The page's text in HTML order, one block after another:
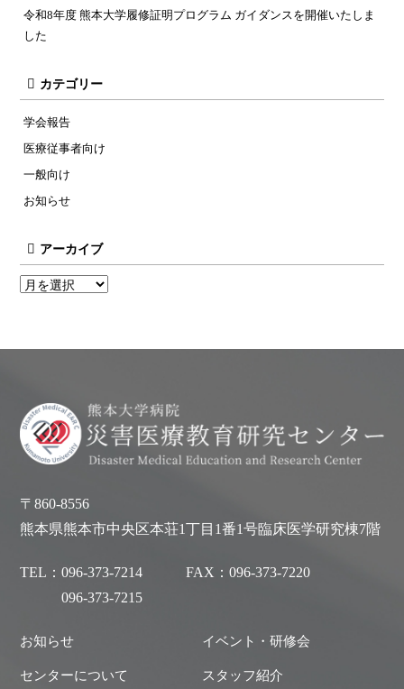
令和8年度 熊本大学履修証明プログラム ガイダンスを開催いたしま
した
カテゴリー
学会報告
医療従事者向け
一般向け
お知らせ
アーカイブ
〒860-8556
熊本県熊本市中央区本荘1丁目1番1号臨床医学研究棟7階
TEL：096-373-7214
096-373-7215
FAX：096-373-7220
お知らせ
センターについて
イベント・研修会
スタッフ紹介